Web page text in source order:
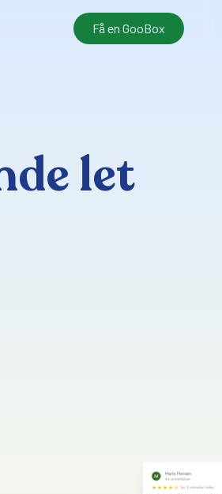
Få en GooBox
let